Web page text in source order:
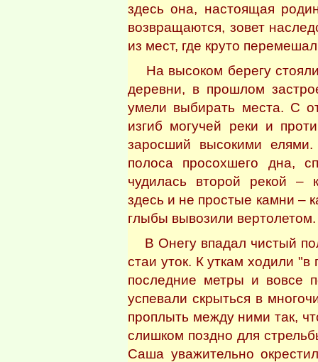
здесь она, настоящая
возвращаются, зовет
из мест, где круто
На высоком берегу
деревни, в прошлом
умели выбирать места. С
изгиб могучей реки и
заросший высокими
полоса просохшего дна,
чудилась второй рекой –
здесь и не простые камни –
глыбы вывозили вертолетом.
В Онегу впадал чистый
стаи уток. К уткам ходили
последние метры и вовсе
успевали скрыться в
проплыть между ними так,
слишком поздно для
Саша уважительно